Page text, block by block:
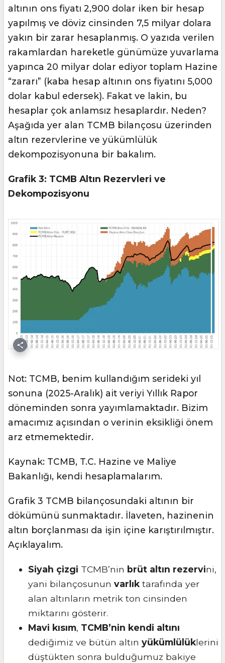
altının ons fiyatı 2,900 dolar iken bir hesap
yapılmış ve döviz cinsinden 7,5 milyar dolara
yakın bir zarar hesaplanmış. O yazıda verilen
rakamlardan hareketle günümüze yuvarlama
yapınca 20 milyar dolar ediyor toplam Hazine
“zararı” (kaba hesap altının ons fiyatını 5,000
dolar kabul edersek). Fakat ve lakin, bu
hesaplar çok anlamsız hesaplardır. Neden?
Aşağıda yer alan TCMB bilançosu üzerinden
altın rezervlerine ve yükümlülük
dekompozisyonuna bir bakalım.
Grafik 3: TCMB Altın Rezervleri ve
Dekompozisyonu
Not: TCMB, benim kullandığım serideki yıl
sonuna (2025-Aralık) ait veriyi Yıllık Rapor
döneminden sonra yayımlamaktadır. Bizim
amacımız açısından o verinin eksikliği önem
arz etmemektedir.
Kaynak: TCMB, T.C. Hazine ve Maliye
Bakanlığı, kendi hesaplamalarım.
Grafik 3 TCMB bilançosundaki altının bir
dökümünü sunmaktadır. İlaveten, hazinenin
altın borçlanması da işin içine karıştırılmıştır.
Açıklayalım.
Siyah çizgi TCMB’nin brüt altın rezervini,
yani bilançosunun varlıktarafında yer
alan altınların metrik ton cinsinden
miktarını gösterir.
Mavi kısım, TCMB’nin kendi altını
dediğimiz ve bütün altın yükümlülüklerini
düştükten sonra bulduğumuz bakiye